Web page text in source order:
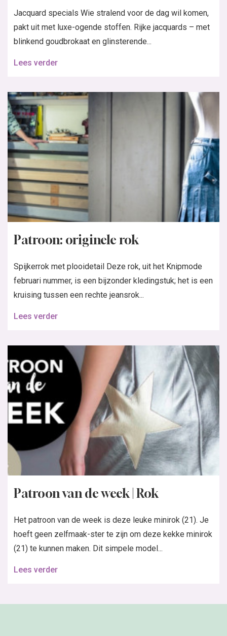
Jacquard specials Wie stralend voor de dag wil komen,
pakt uit met luxe-ogende stoffen. Rijke jacquards – met
blinkend goudbrokaat en glinsterende...
Lees verder
Patroon: originele rok
Spijkerrok met plooidetail Deze rok, uit het Knipmode
februari nummer, is een bijzonder kledingstuk; het is een
kruising tussen een rechte jeansrok...
Lees verder
Patroon van de week | Rok
Het patroon van de week is deze leuke minirok (21). Je
hoeft geen zelfmaak-ster te zijn om deze kekke minirok
(21) te kunnen maken. Dit simpele model...
Lees verder